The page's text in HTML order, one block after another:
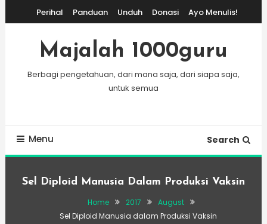
To
Content
Perihal Panduan Unduh Donasi Ayo Menulis!
Majalah 1000guru
Berbagi pengetahuan, dari mana saja, dari siapa saja,
untuk semua
Menu Search
Sel Diploid Manusia Dalam Produksi Vaksin
Home 2017
August
Sel Diploid Manusia dalam Produksi Vaksin